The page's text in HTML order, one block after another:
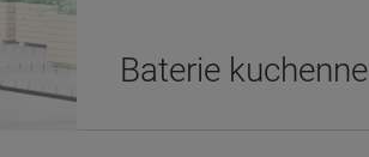
Baterie kuchenne